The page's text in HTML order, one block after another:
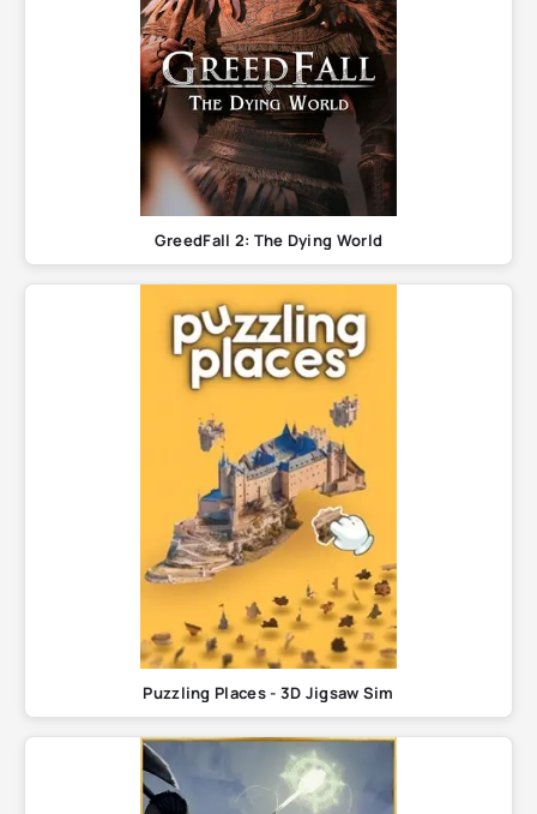
GreedFall 2: The Dying World
Puzzling Places - 3D Jigsaw Sim